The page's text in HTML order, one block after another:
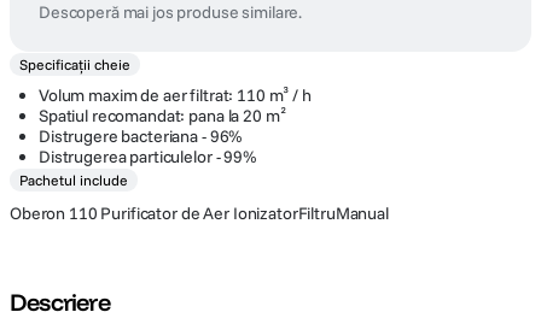
Descoperă mai jos produse similare.
Specificații cheie
Volum maxim de aer filtrat: 110 m³ / h
Spatiul recomandat: pana la 20 m²
Distrugere bacteriana - 96%
Distrugerea particulelor - 99%
Pachetul include
Oberon 110 Purificator de Aer IonizatorFiltruManual
Descriere